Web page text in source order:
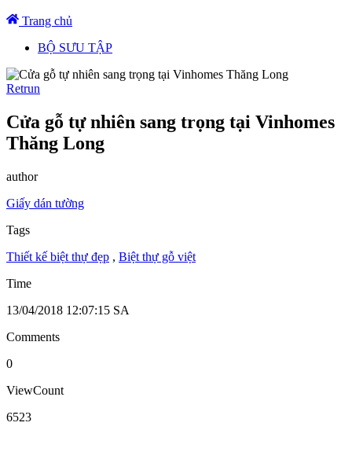
Trang chủ
BỘ SƯU TẬP
Retrun
Cửa gỗ tự nhiên sang trọng tại Vinhomes
Thăng Long
author
Giấy dán tường
Tags
Thiết kế biệt thự đẹp , Biệt thự gỗ việt
Time
13/04/2018 12:07:15 SA
Comments
0
ViewCount
6523